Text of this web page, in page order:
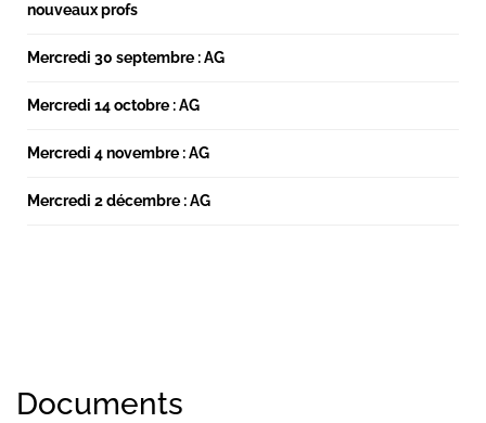
nouveaux profs
Mercredi 30 septembre : AG
Mercredi 14 octobre : AG
Mercredi 4 novembre : AG
Mercredi 2 décembre : AG
Documents